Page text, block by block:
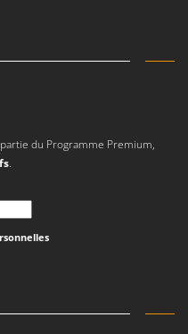
du Programme Premium,
.